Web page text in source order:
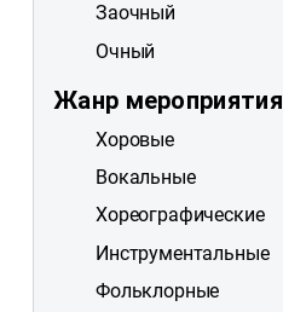
Заочный
Очный
Жанр мероприятия
Хоровые
Вокальные
Хореографические
Инструментальные
Фольклорные